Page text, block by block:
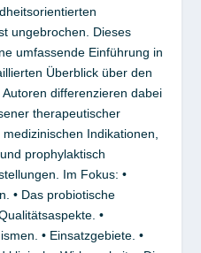
ungebrochen. Dieses
umfassende Einführung in
Überblick über den
differenzieren dabei
therapeutischer
Indikationen,
prophylaktisch
Im Fokus: •
• Das probiotische
•
• Einsatzgebiete. •